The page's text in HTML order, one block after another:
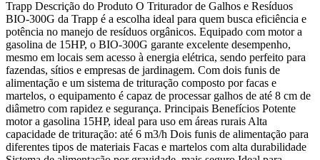
Trapp Descrição do Produto O Triturador de Galhos e Resíduos
BIO-300G da Trapp é a escolha ideal para quem busca eficiência e
potência no manejo de resíduos orgânicos. Equipado com motor a
gasolina de 15HP, o BIO-300G garante excelente desempenho,
mesmo em locais sem acesso à energia elétrica, sendo perfeito para
fazendas, sítios e empresas de jardinagem. Com dois funis de
alimentação e um sistema de trituração composto por facas e
martelos, o equipamento é capaz de processar galhos de até 8 cm de
diâmetro com rapidez e segurança. Principais Benefícios Potente
motor a gasolina 15HP, ideal para uso em áreas rurais Alta
capacidade de trituração: até 6 m3/h Dois funis de alimentação para
diferentes tipos de materiais Facas e martelos com alta durabilidade